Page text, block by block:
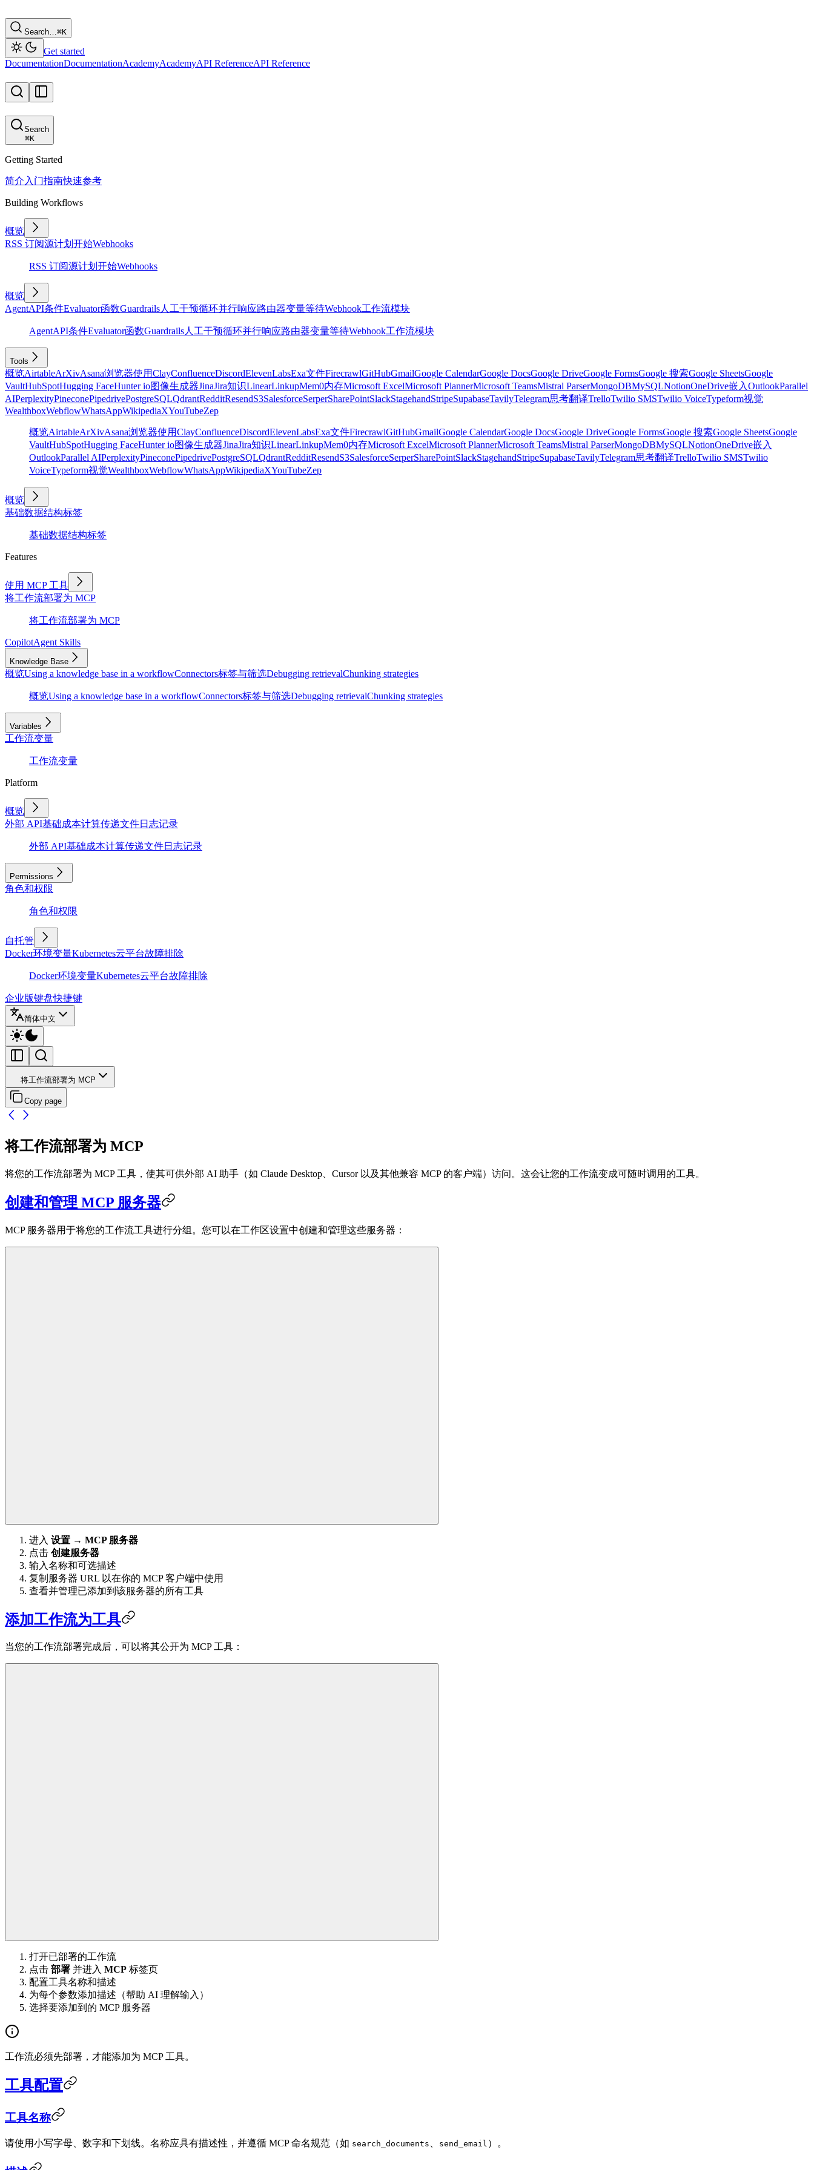
Search…⌘K
Get started
DocumentationDocumentationAcademyAcademyAPI ReferenceAPI Reference
Search
⌘K
Getting Started
简介 入门指南快速参考
Building Workflows
概览
RSS 订阅源计划 开始Webhooks
RSS 订阅源计划 开始Webhooks
概览
AgentAPI条件Evaluator函数Guardrails人工干预循环并行响应路由器变量等待Webhook工作流模块
AgentAPI条件Evaluator函数Guardrails人工干预循环并行响应路由器变量等待Webhook工作流模块
Tools
概览AirtableArXivAsana浏览器使用ClayConfluenceDiscordElevenLabsExa文件FirecrawlGitHubGmailGoogle CalendarGoogle DocsGoogle DriveGoogle FormsGoogle 搜索Google SheetsGoogle
VaultHubSpotHugging FaceHunter io图像生成器JinaJira知识LinearLinkupMem0内存Microsoft ExcelMicrosoft PlannerMicrosoft TeamsMistral ParserMongoDBMySQLNotionOneDrive嵌入OutlookParallel
AIPerplexityPineconePipedrivePostgreSQLQdrantRedditResendS3SalesforceSerperSharePointSlackStagehandStripeSupabaseTavilyTelegram思考翻译TrelloTwilio SMSTwilio VoiceTypeform视觉
WealthboxWebflowWhatsAppWikipediaXYouTubeZep
概览AirtableArXivAsana浏览器使用ClayConfluenceDiscordElevenLabsExa文件FirecrawlGitHubGmailGoogle CalendarGoogle DocsGoogle DriveGoogle FormsGoogle 搜索Google SheetsGoogle
VaultHubSpotHugging FaceHunter io图像生成器JinaJira知识LinearLinkupMem0内存Microsoft ExcelMicrosoft PlannerMicrosoft TeamsMistral ParserMongoDBMySQLNotionOneDrive嵌入
OutlookParallel AIPerplexityPineconePipedrivePostgreSQLQdrantRedditResendS3SalesforceSerperSharePointSlackStagehandStripeSupabaseTavilyTelegram思考翻译TrelloTwilio SMSTwilio
VoiceTypeform视觉WealthboxWebflowWhatsAppWikipediaXYouTubeZep
概览
基础数据结构标签
基础数据结构标签
Features
使用 MCP 工具
将工作流部署为 MCP
将工作流部署为 MCP
CopilotAgent Skills
Knowledge Base
概览Using a knowledge base in a workflowConnectors标签与筛选Debugging retrievalChunking strategies
概览Using a knowledge base in a workflowConnectors标签与筛选Debugging retrievalChunking strategies
Variables
工作流变量
工作流变量
Platform
概览
外部 API基础成本计算传递文件日志记录
外部 API基础成本计算传递文件日志记录
Permissions
角色和权限
角色和权限
自托管
Docker环境变量Kubernetes云平台故障排除
Docker环境变量Kubernetes云平台故障排除
企业版键盘快捷键
简体中文
将工作流部署为 MCP
Copy page
将工作流部署为 MCP
将您的工作流部署为 MCP 工具，使其可供外部 AI 助手（如 Claude Desktop、Cursor 以及其他兼容 MCP 的客户端）访问。这会让您的工作流变成可随时调用的工具。
创建和管理 MCP 服务器
MCP 服务器用于将您的工作流工具进行分组。您可以在工作区设置中创建和管理这些服务器：
进入 设置 → MCP 服务器
点击 创建服务器
输入名称和可选描述
复制服务器 URL 以在你的 MCP 客户端中使用
查看并管理已添加到该服务器的所有工具
添加工作流为工具
当您的工作流部署完成后，可以将其公开为 MCP 工具：
打开已部署的工作流
点击 部署 并进入 MCP 标签页
配置工具名称和描述
为每个参数添加描述（帮助 AI 理解输入）
选择要添加到的 MCP 服务器
工作流必须先部署，才能添加为 MCP 工具。
工具配置
工具名称
请使用小写字母、数字和下划线。名称应具有描述性，并遵循 MCP 命名规范（如 search_documents send_email ）。